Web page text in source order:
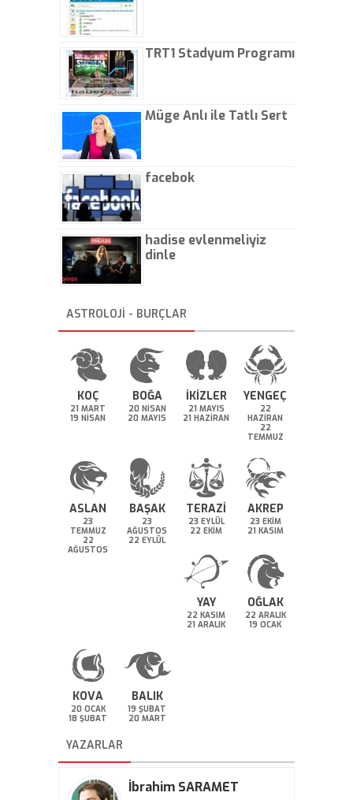
TRT1 Stadyum Programı
Müge Anlı ile Tatlı Sert
facebok
hadise evlenmeliyiz
dinle
ASTROLOJİ - BURÇLAR
KOÇ
21 MART
19 NİSAN
BOĞA
20 NİSAN
20 MAYIS
İKİZLER
21 MAYIS
21 HAZİRAN
YENGEÇ
22
HAZİRAN
22
TEMMUZ
ASLAN
23
TEMMUZ
22
AĞUSTOS
BAŞAK
23
AĞUSTOS
22 EYLÜL
TERAZİ
23 EYLÜL
22 EKİM
AKREP
23 EKİM
21 KASIM
YAY
22 KASIM
21 ARALIK
OĞLAK
22 ARALIK
19 OCAK
KOVA
20 OCAK
18 ŞUBAT
BALIK
19 ŞUBAT
20 MART
YAZARLAR
İbrahim SARAMET